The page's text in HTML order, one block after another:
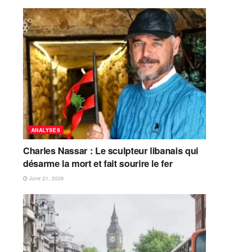
ANALYSES
Charles Nassar : Le sculpteur libanais qui
désarme la mort et fait sourire le fer
June 21, 2026